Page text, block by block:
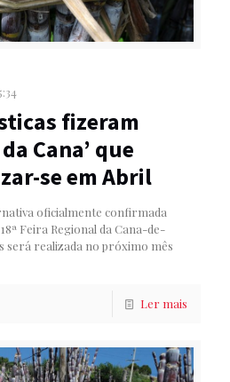
fizeram
Cana’ que
se em Abril
oficialmente confirmada
Feira Regional da Cana-de-
será realizada no próximo mês
Ler mais